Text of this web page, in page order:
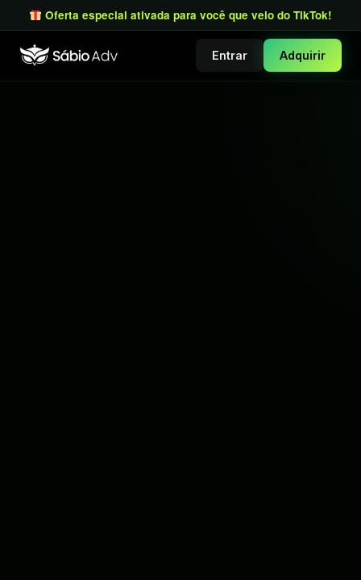
Oferta especial ativada para você que veio do TikTok!
Entrar Adquirir